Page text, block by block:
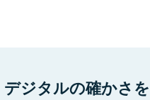
ジタルの確かさを